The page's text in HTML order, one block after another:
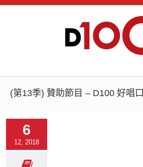
(第13季) 贊助節目 – D100 好唱口
6
12, 2018